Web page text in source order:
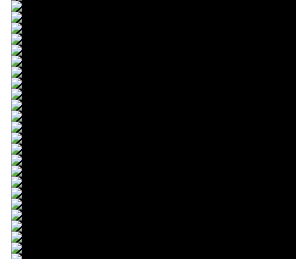
© intactGP
© intactGP
© intactGP
© intactGP
© intactGP
© intactGP
© intactGP
© intactGP
© intactGP
© intactGP
© intactGP
© intactGP
© intactGP
© intactGP
© intactGP
© intactGP
© intactGP
© intactGP
© intactGP
© intactGP
© intactGP
© intactGP
© intactGP